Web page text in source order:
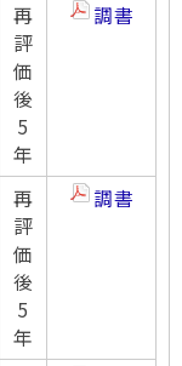
再
評
価
後
5
年
調書
再
評
価
後
5
年
調書